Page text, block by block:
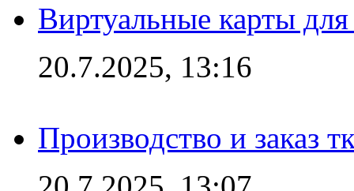
Виртуальные карты
20.7.2025, 13:16
Производство и заказ